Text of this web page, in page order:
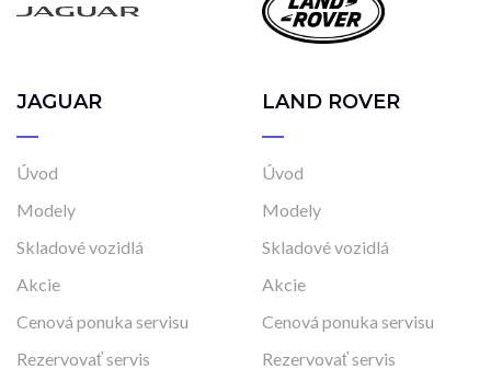
JAGUAR
Úvod
Modely
Skladové vozidlá
Akcie
Cenová ponuka servisu
Rezervovať servis
LAND ROVER
Úvod
Modely
Skladové vozidlá
Akcie
Cenová ponuka servisu
Rezervovať servis